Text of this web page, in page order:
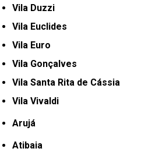
Vila Duzzi
Vila Euclides
Vila Euro
Vila Gonçalves
Vila Santa Rita de Cássia
Vila Vivaldi
Arujá
Atibaia